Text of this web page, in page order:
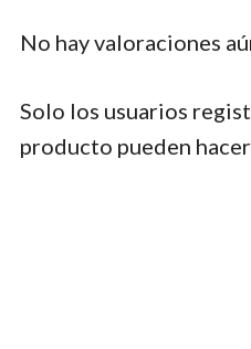
No hay valoraciones
Solo los usuarios
producto pueden